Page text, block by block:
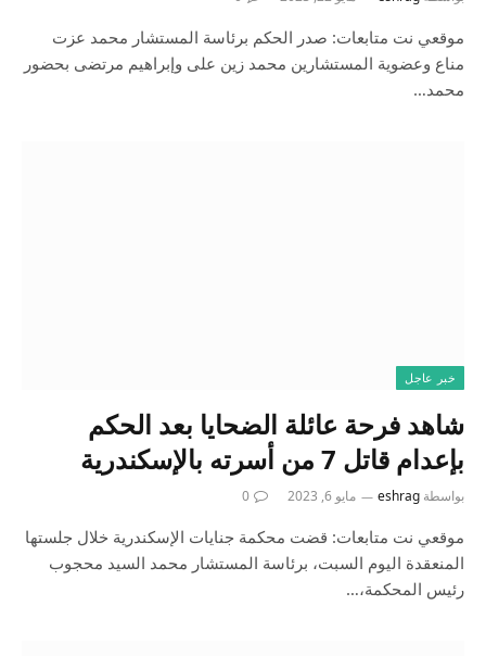
موقعي نت متابعات: صدر الحكم برئاسة المستشار محمد عزت
مناع وعضوية المستشارين محمد زين على وإبراهيم مرتضى بحضور
محمد…
خبر عاجل
شاهد فرحة عائلة الضحايا بعد الحكم
بإعدام قاتل 7 من أسرته بالإسكندرية
بواسطة eshrag مايو 6, 2023 0
موقعي نت متابعات: قضت محكمة جنايات الإسكندرية خلال جلستها
المنعقدة اليوم السبت، برئاسة المستشار محمد السيد محجوب
رئيس المحكمة،…